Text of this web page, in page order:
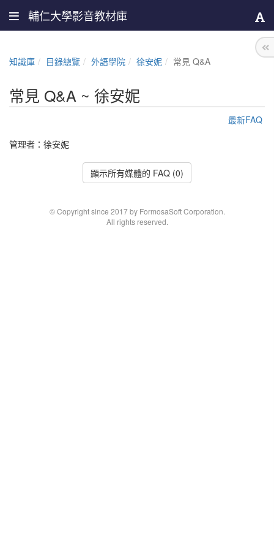
輔仁大學影音教材庫
知識庫 目錄總覽 外語學院 徐安妮 常見 Q&A
常見 Q&A ~ 徐安妮
最新FAQ
管理者： 徐安妮
顯示所有媒體的 FAQ (0)
© Copyright since 2017 by FormosaSoft Corporation.
All rights reserved.